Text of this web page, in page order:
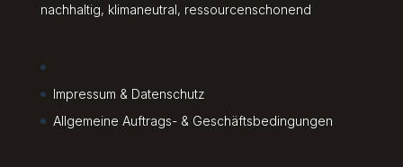
nachhaltig, klimaneutral, ressourcenschonend
Impressum & Datenschutz
Allgemeine Auftrags- & Geschäftsbedingungen